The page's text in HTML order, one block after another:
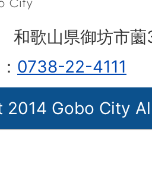
歌山県御坊市薗
0738-22-4111
2014 Gobo City